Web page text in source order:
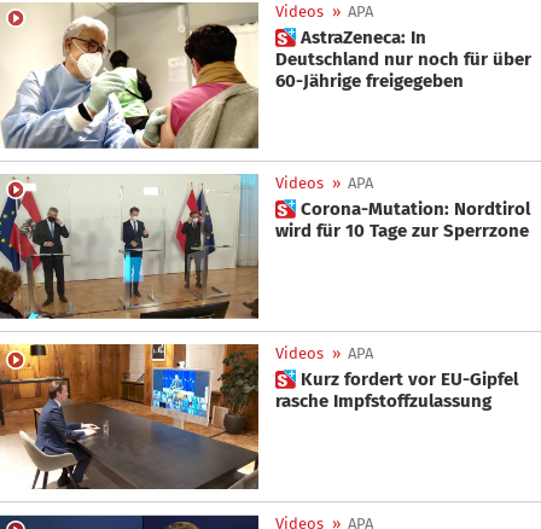
Videos » APA
 AstraZeneca: In
Deutschland nur noch für über
60-Jährige freigegeben
Videos » APA
 Corona-Mutation: Nordtirol
wird für 10 Tage zur Sperrzone
Videos » APA
 Kurz fordert vor EU-Gipfel
rasche Impfstoffzulassung
Videos » APA